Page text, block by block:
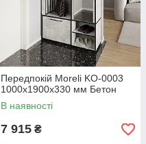
Передпокій Moreli KO-0003
1000x1900x330 мм Бетон
В наявності
7 915 ₴